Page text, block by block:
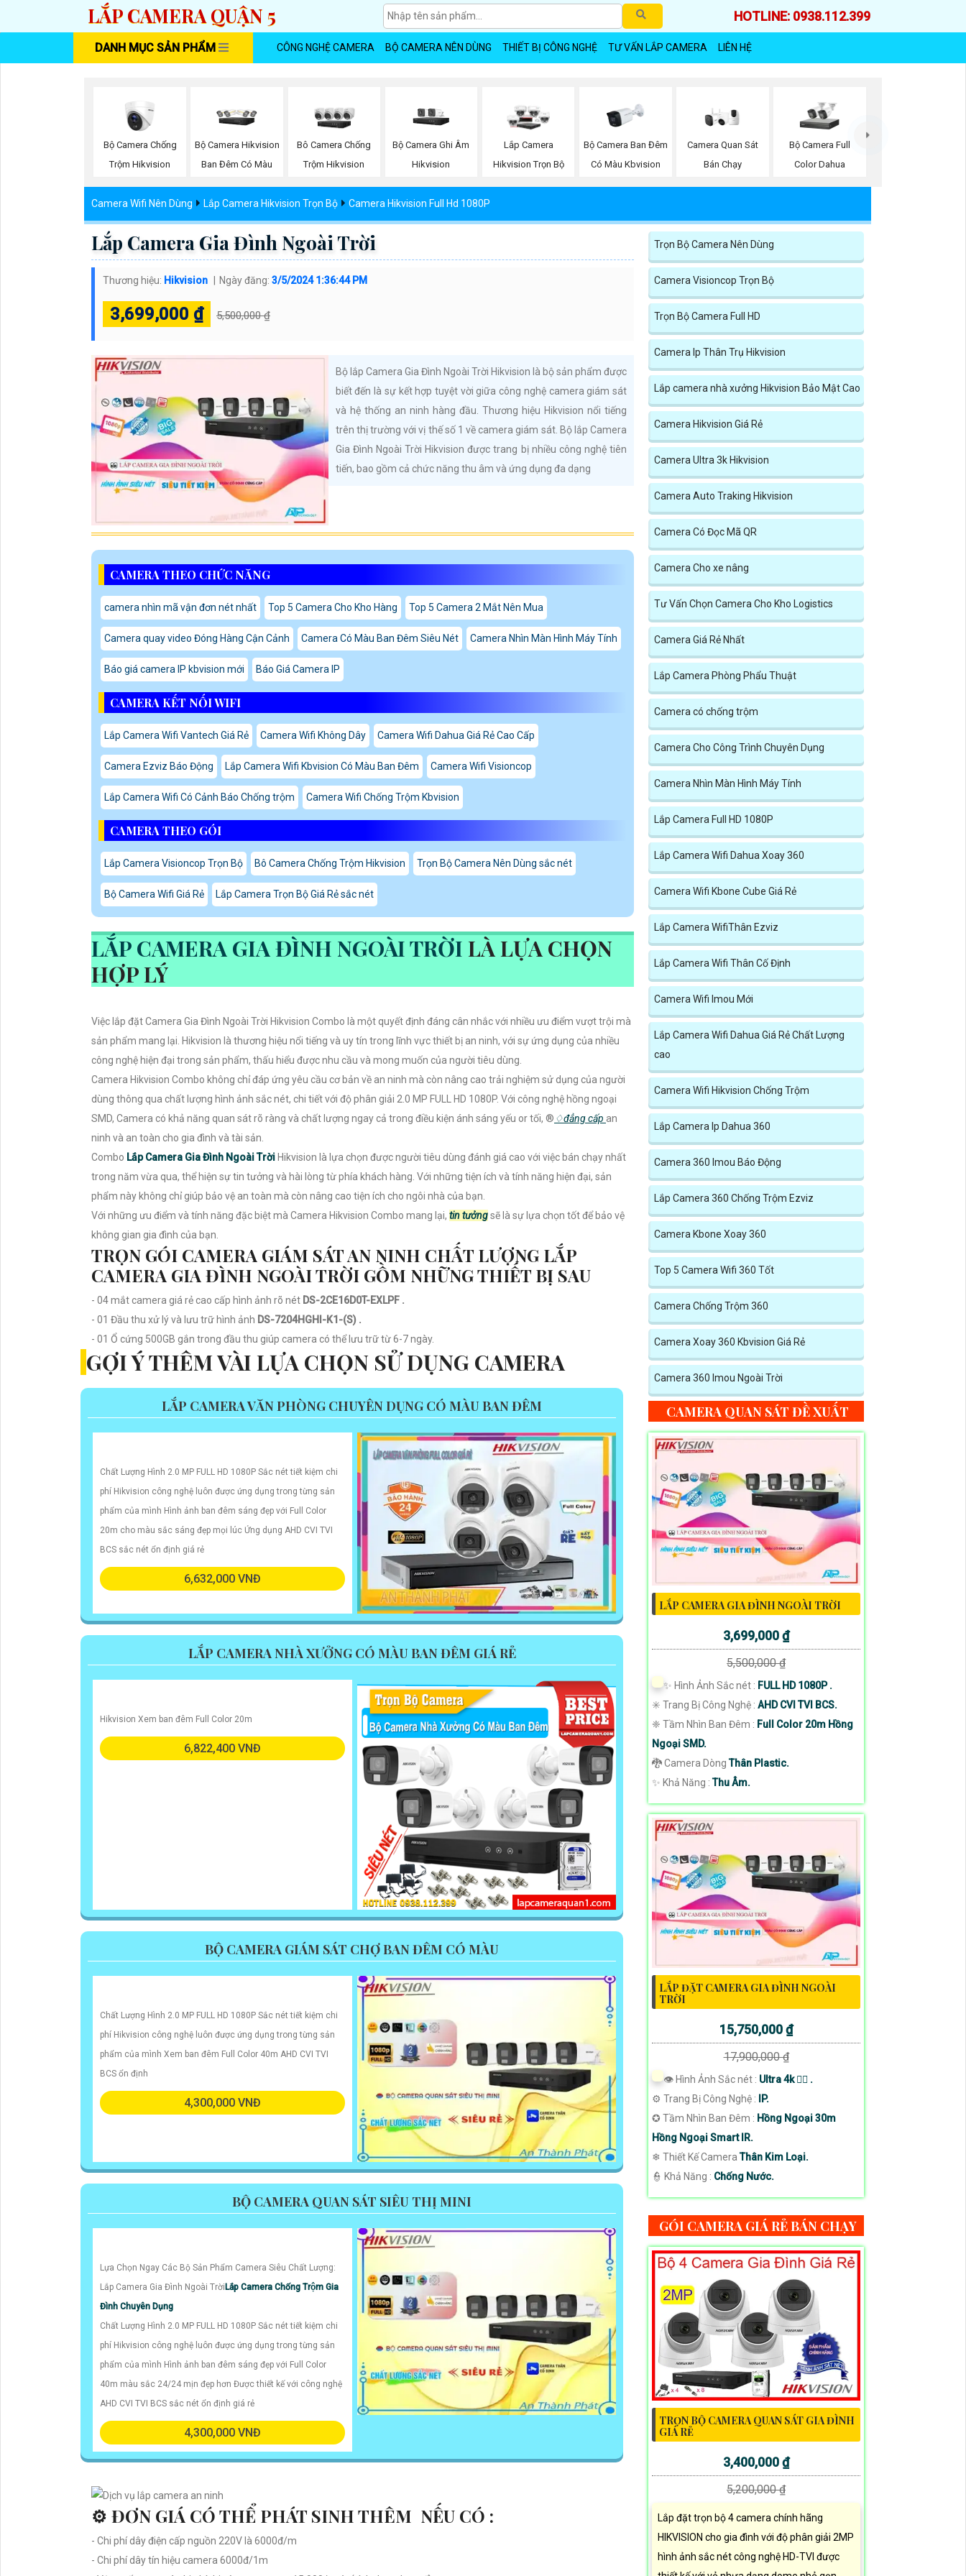
LẮP CAMERA QUẬN 5 HOTLINE: 0938.112.399
DANH MỤC SẢN PHẨM CÔNG NGHỆ CAMERA BỘ CAMERA NÊN DÙNG THIẾT BỊ CÔNG NGHỆ TƯ VẤN LẮP CAMERA LIÊN HỆ
Bộ Camera Chống
Trộm Hikvision
Bộ Camera Hikvision
Ban Đêm Có Màu
Bô Camera Chống
Trộm Hikvision
Bộ Camera Ghi Âm
Hikvision
Lắp Camera
Hikvision Trọn Bộ
Bộ Camera Ban Đêm
Có Màu Kbvision
Camera Quan Sát
Bán Chạy
Bộ Camera Full
Color Dahua
Camera Wifi Nên Dùng Lắp Camera Hikvision Trọn Bộ Camera Hikvision Full Hd 1080P
Lắp Camera Gia Đình Ngoài Trời
Thương hiệu: Hikvision Ngày đăng: 3/5/2024 1:36:44 PM
3,699,000 ₫ 5,500,000 ₫
Bộ lắp Camera Gia Đình Ngoài Trời Hikvision là bộ sản phẩm được
biết đến là sự kết hợp tuyệt vời giữa công nghệ camera giám sát
và hệ thống an ninh hàng đầu. Thương hiệu Hikvision nổi tiếng
trên thị trường với vị thế số 1 về camera giám sát. Bộ lắp Camera
Gia Đình Ngoài Trời Hikvision được trang bị nhiều công nghệ tiên
tiến, bao gồm cả chức năng thu âm và ứng dụng đa dạng
CAMERA THEO CHỨC NĂNG
camera nhìn mã vận đơn nét nhất Top 5 Camera Cho Kho Hàng Top 5 Camera 2 Mắt Nên Mua
Camera quay video Đóng Hàng Cận Cảnh Camera Có Màu Ban Đêm Siêu Nét Camera Nhìn Màn Hình Máy Tính
Báo giá camera IP kbvision mới Báo Giá Camera IP
CAMERA KẾT NỐI WIFI
Lắp Camera Wifi Vantech Giá Rẻ Camera Wifi Không Dây Camera Wifi Dahua Giá Rẻ Cao Cấp
Camera Ezviz Báo Động Lắp Camera Wifi Kbvision Có Màu Ban Đêm Camera Wifi Visioncop
Lắp Camera Wifi Có Cảnh Báo Chống trộm Camera Wifi Chống Trộm Kbvision
CAMERA THEO GÓI
Lắp Camera Visioncop Trọn Bộ Bô Camera Chống Trộm Hikvision Trọn Bộ Camera Nên Dùng sắc nét
Bộ Camera Wifi Giá Rẻ Lắp Camera Trọn Bộ Giá Rẻ sắc nét
LẮP CAMERA GIA ĐÌNH NGOÀI TRỜI LÀ LỰA CHỌN
HỢP LÝ
Việc lắp đặt Camera Gia Đình Ngoài Trời Hikvision Combo là một quyết định đáng cân nhắc với nhiều ưu điểm vượt trội mà
sản phẩm mang lại. Hikvision là thương hiệu nổi tiếng và uy tín trong lĩnh vực thiết bị an ninh, với sự ứng dụng của nhiều
công nghệ hiện đại trong sản phẩm, thấu hiểu được nhu cầu và mong muốn của người tiêu dùng.
Camera Hikvision Combo không chỉ đáp ứng yêu cầu cơ bản về an ninh mà còn nâng cao trải nghiệm sử dụng của người
dùng thông qua chất lượng hình ảnh sắc nét, chi tiết với độ phân giải 2.0 MP FULL HD 1080P. Với công nghệ hồng ngoại
SMD, Camera có khả năng quan sát rõ ràng và chất lượng ngay cả trong điều kiện ánh sáng yếu or tối, ®️ ♢đẳng cấp an
ninh và an toàn cho gia đình và tài sản.
Combo Lắp Camera Gia Đình Ngoài Trời Hikvision là lựa chọn được người tiêu dùng đánh giá cao với việc bán chạy nhất
trong năm vừa qua, thể hiện sự tin tưởng và hài lòng từ phía khách hàng. Với những tiện ích và tính năng hiện đại, sản
phẩm này không chỉ giúp bảo vệ an toàn mà còn nâng cao tiện ích cho ngôi nhà của bạn.
Với những ưu điểm và tính năng đặc biệt mà Camera Hikvision Combo mang lại, tin tưởngsẽ là sự lựa chọn tốt để bảo vệ
không gian gia đình của bạn.
TRỌN GÓI CAMERA GIÁM SÁT AN NINH CHẤT LƯỢNG LẮP
CAMERA GIA ĐÌNH NGOÀI TRỜI GỒM NHỮNG THIẾT BỊ SAU
- 04 mắt camera giá rẻ cao cấp hình ảnh rõ nét DS-2CE16D0T-EXLPF .
- 01 Đầu thu xử lý và lưu trữ hình ảnh DS-7204HGHI-K1-(S) .
- 01 Ổ cứng 500GB gắn trong đầu thu giúp camera có thể lưu trữ từ 6-7 ngày.
GỢI Ý THÊM VÀI LỰA CHỌN SỬ DỤNG CAMERA
LẮP CAMERA VĂN PHÒNG CHUYÊN DỤNG CÓ MÀU BAN ĐÊM
Chất Lượng Hình 2.0 MP FULL HD 1080P Sắc nét tiết kiệm chi
phí Hikvision công nghệ luôn được ứng dụng trong từng sản
phẩm của mình Hình ảnh ban đêm sáng đẹp với Full Color
20m cho màu sắc sáng đẹp mọi lúc Ứng dụng AHD CVI TVI
BCS sắc nét ổn định giá rẻ
6,632,000 VNĐ
LẮP CAMERA NHÀ XƯỞNG CÓ MÀU BAN ĐÊM GIÁ RẺ
Hikvision Xem ban đêm Full Color 20m
6,822,400 VNĐ
BỘ CAMERA GIÁM SÁT CHỢ BAN ĐÊM CÓ MÀU
Chất Lượng Hình 2.0 MP FULL HD 1080P Sắc nét tiết kiệm chi
phí Hikvision công nghệ luôn được ứng dụng trong từng sản
phẩm của mình Xem ban đêm Full Color 40m AHD CVI TVI
BCS ổn định
4,300,000 VNĐ
BỘ CAMERA QUAN SÁT SIÊU THỊ MINI
Lựa Chọn Ngay Các Bộ Sản Phẩm Camera Siêu Chất Lượng:
Lắp Camera Gia Đình Ngoài Trời Lắp Camera Chống Trộm Gia
Đình Chuyên Dụng
Chất Lượng Hình 2.0 MP FULL HD 1080P Sắc nét tiết kiệm chi
phí Hikvision công nghệ luôn được ứng dụng trong từng sản
phẩm của mình Hình ảnh ban đêm sáng đẹp với Full Color
40m màu sắc 24/24 mịn đẹp hơn Được thiết kế với công nghệ
AHD CVI TVI BCS sắc nét ổn định giá rẻ
4,300,000 VNĐ
⚙ ĐƠN GIÁ CÓ THỂ PHÁT SINH THÊM NẾU CÓ :
- Chi phí dây điện cấp nguồn 220V là 6000đ/m
- Chi phí dây tín hiệu camera 6000đ/1m
Trọn Bộ Camera Nên Dùng
Camera Visioncop Trọn Bộ
Trọn Bộ Camera Full HD
Camera Ip Thân Trụ Hikvision
Lắp camera nhà xưởng Hikvision Bảo Mật Cao
Camera Hikvision Giá Rẻ
Camera Ultra 3k Hikvision
Camera Auto Traking Hikvision
Camera Có Đọc Mã QR
Camera Cho xe nâng
Tư Vấn Chọn Camera Cho Kho Logistics
Camera Giá Rẻ Nhất
Lắp Camera Phòng Phẩu Thuật
Camera có chống trộm
Camera Cho Công Trình Chuyên Dụng
Camera Nhìn Màn Hình Máy Tính
Lắp Camera Full HD 1080P
Lắp Camera Wifi Dahua Xoay 360
Camera Wifi Kbone Cube Giá Rẻ
Lắp Camera WifiThân Ezviz
Lắp Camera Wifi Thân Cố Định
Camera Wifi Imou Mới
Lắp Camera Wifi Dahua Giá Rẻ Chất Lượng
cao
Camera Wifi Hikvision Chống Trộm
Lắp Camera Ip Dahua 360
Camera 360 Imou Báo Động
Lắp Camera 360 Chống Trộm Ezviz
Camera Kbone Xoay 360
Top 5 Camera Wifi 360 Tốt
Camera Chống Trộm 360
Camera Xoay 360 Kbvision Giá Rẻ
Camera 360 Imou Ngoài Trời
CAMERA QUAN SÁT ĐỀ XUẤT
LẮP CAMERA GIA ĐÌNH NGOÀI TRỜI
3,699,000 ₫
5,500,000 ₫
✨ Hình Ảnh Sắc nét : FULL HD 1080P .
✳️ Trang Bị Công Nghệ : AHD CVI TVI BCS.
❈ Tầm Nhìn Ban Đêm : Full Color 20m Hồng
Ngoại SMD.
🐉️ Camera DòngThân Plastic.
️✨ Khả Năng :Thu Âm.
LẮP ĐẶT CAMERA GIA ĐÌNH NGOÀI
TRỜI
15,750,000 ₫
17,900,000 ₫
👁 Hình Ảnh Sắc nét : Ultra 4k 👍🏾 .
⚙ Trang Bị Công Nghệ :
IP.
✪ Tầm Nhìn Ban Đêm : Hồng Ngoại 30m
Hồng Ngoại Smart IR.
❄ Thiết Kế CameraThân Kim Loại.
️👮 Khả Năng : Chống Nước.
GÓI CAMERA GIÁ RẺ BÁN CHẠY
TRỌN BỘ CAMERA QUAN SÁT GIA ĐÌNH
GIÁ RẺ
3,400,000 ₫
5,200,000 ₫
Lắp đặt trọn bộ 4 camera chính hãng
HIKVISION cho gia đình với độ phân giải 2MP
hình ảnh sắc nét công nghệ HD-TVI được